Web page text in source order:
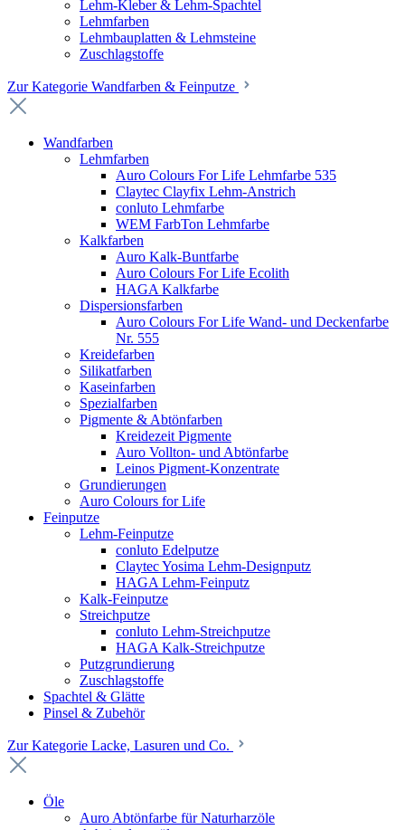
Lehm-Kleber & Lehm-Spachtel
Lehmfarben
Lehmbauplatten & Lehmsteine
Zuschlagstoffe
Zur Kategorie Wandfarben & Feinputze
Wandfarben
Lehmfarben
Auro Colours For Life Lehmfarbe 535
Claytec Clayfix Lehm-Anstrich
conluto Lehmfarbe
WEM FarbTon Lehmfarbe
Kalkfarben
Auro Kalk-Buntfarbe
Auro Colours For Life Ecolith
HAGA Kalkfarbe
Dispersionsfarben
Auro Colours For Life Wand- und Deckenfarbe
Nr. 555
Kreidefarben
Silikatfarben
Kaseinfarben
Spezialfarben
Pigmente & Abtönfarben
Kreidezeit Pigmente
Auro Vollton- und Abtönfarbe
Leinos Pigment-Konzentrate
Grundierungen
Auro Colours for Life
Feinputze
Lehm-Feinputze
conluto Edelputze
Claytec Yosima Lehm-Designputz
HAGA Lehm-Feinputz
Kalk-Feinputze
Streichputze
conluto Lehm-Streichputze
HAGA Kalk-Streichputze
Putzgrundierung
Zuschlagstoffe
Spachtel & Glätte
Pinsel & Zubehör
Zur Kategorie Lacke, Lasuren und Co.
Öle
Auro Abtönfarbe für Naturharzöle